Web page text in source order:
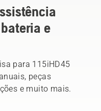
e
para 115iHD45
peças
e muito mais.